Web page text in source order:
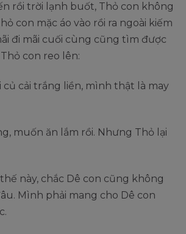
rồi trời lạnh buốt, Thỏ con không
con mặc áo vào rồi ra ngoài kiếm
đi mãi cuối cùng cũng tìm được
con reo lên:
củ cải trắng liền, mình thật là may
muốn ăn lắm rồi. Nhưng Thỏ lại
này, chắc Dê con cũng không
Mình phải mang cho Dê con